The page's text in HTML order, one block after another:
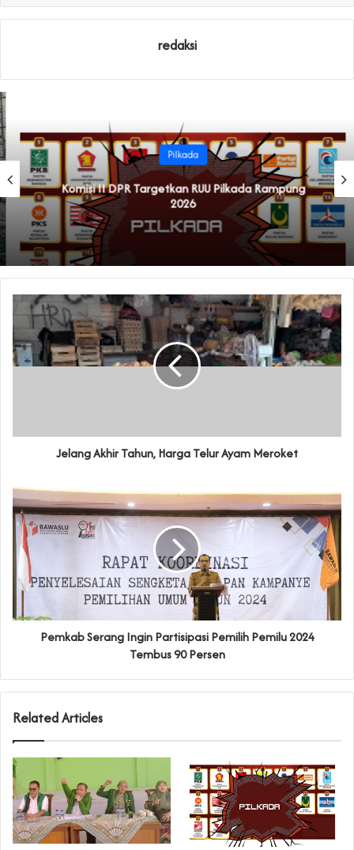
redaksi
Pilkada
Komisi II DPR Targetkan RUU Pilkada Rampung
2026
Jelang Akhir Tahun, Harga Telur Ayam Meroket
Pemkab Serang Ingin Partisipasi Pemilih Pemilu 2024
Tembus 90 Persen
Related Articles